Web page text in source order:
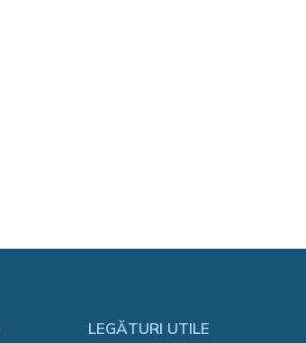
LEGĂTURI UTILE